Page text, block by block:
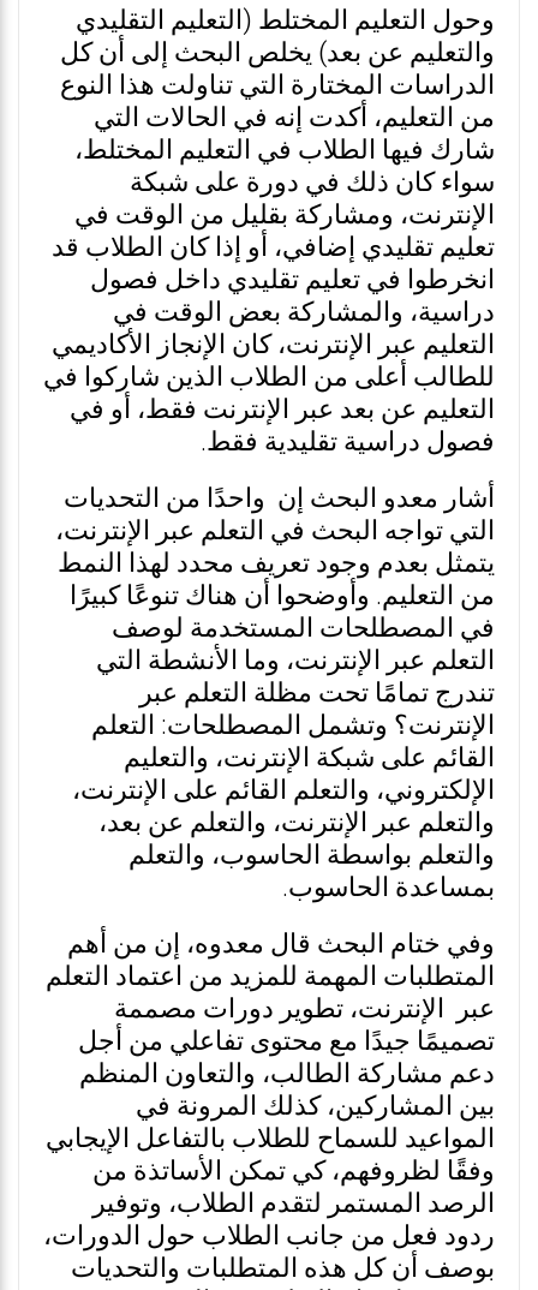
وحول التعليم المختلط (التعليم التقليدي
والتعليم عن بعد) يخلص البحث إلى أن كل
الدراسات المختارة التي تناولت هذا النوع
من التعليم، أكدت إنه في الحالات التي
شارك فيها الطلاب في التعليم المختلط،
سواء كان ذلك في دورة على شبكة
الإنترنت، ومشاركة بقليل من الوقت في
تعليم تقليدي إضافي، أو إذا كان الطلاب قد
انخرطوا في تعليم تقليدي داخل فصول
دراسية، والمشاركة بعض الوقت في
التعليم عبر الإنترنت، كان الإنجاز الأكاديمي
للطالب أعلى من الطلاب الذين شاركوا في
التعليم عن بعد عبر الإنترنت فقط، أو في
فصول دراسية تقليدية فقط.
أشار معدو البحث إن واحدًا من التحديات
التي تواجه البحث في التعلم عبر الإنترنت،
يتمثل بعدم وجود تعريف محدد لهذا النمط
من التعليم. وأوضحوا أن هناك تنوعًا كبيرًا
في المصطلحات المستخدمة لوصف
التعلم عبر الإنترنت، وما الأنشطة التي
تندرج تمامًا تحت مظلة التعلم عبر
الإنترنت؟ وتشمل المصطلحات: التعلم
القائم على شبكة الإنترنت، والتعليم
الإلكتروني، والتعلم القائم على الإنترنت،
والتعلم عبر الإنترنت، والتعلم عن بعد،
والتعلم بواسطة الحاسوب، والتعلم
بمساعدة الحاسوب.
وفي ختام البحث قال معدوه، إن من أهم
المتطلبات المهمة للمزيد من اعتماد التعلم
عبر الإنترنت، تطوير دورات مصممة
تصميمًا جيدًا مع محتوى تفاعلي من أجل
دعم مشاركة الطالب، والتعاون المنظم
بين المشاركين، كذلك المرونة في
المواعيد للسماح للطلاب بالتفاعل الإيجابي
وفقًا لظروفهم، كي تمكن الأساتذة من
الرصد المستمر لتقدم الطلاب، وتوفير
ردود فعل من جانب الطلاب حول الدورات،
بوصف أن كل هذه المتطلبات والتحديات